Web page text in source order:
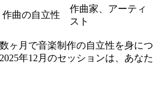
作曲の自立性
作曲家、アーティ
スト
ヶ月で音楽制作の自立性を身につ
年12月のセッションは、あなた